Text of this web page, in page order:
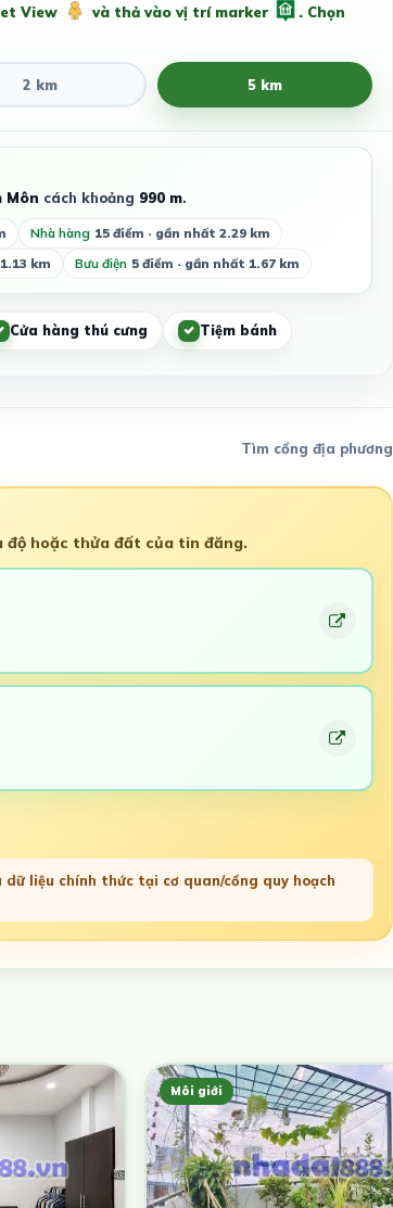
View và thả vào vị trí marker
. Chọn
2 km 5 km
Môn cách khoảng 990 m.
Nhà hàng 15 điểm · gần nhất 2.29 km
km Bưu điện 5 điểm · gần nhất 1.67 km
Cửa hàng thú cưng Tiệm bánh
Tìm cổng địa phương
hoặc thửa đất của tin đăng.
liệu chính thức tại cơ quan/cổng quy hoạch
Môi giới